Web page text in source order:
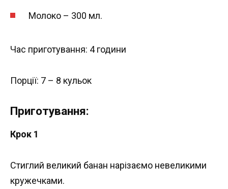
Молоко – 300 мл.
Час приготування: 4 години
Порції: 7 – 8 кульок
Приготування:
Крок 1
Стиглий великий банан нарізаємо невеликими
кружечками.